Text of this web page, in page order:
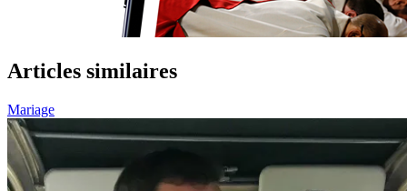
Articles similaires
Mariage